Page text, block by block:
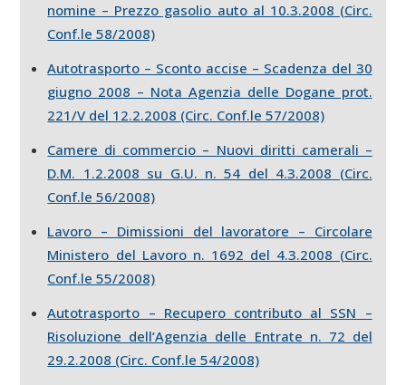
nomine – Prezzo gasolio auto al 10.3.2008 (Circ.
Conf.le 58/2008)
Autotrasporto – Sconto accise – Scadenza del 30
giugno 2008 – Nota Agenzia delle Dogane prot.
221/V del 12.2.2008 (Circ. Conf.le 57/2008)
Camere di commercio – Nuovi diritti camerali –
D.M. 1.2.2008 su G.U. n. 54 del 4.3.2008 (Circ.
Conf.le 56/2008)
Lavoro – Dimissioni del lavoratore – Circolare
Ministero del Lavoro n. 1692 del 4.3.2008 (Circ.
Conf.le 55/2008)
Autotrasporto – Recupero contributo al SSN –
Risoluzione dell’Agenzia delle Entrate n. 72 del
29.2.2008 (Circ. Conf.le 54/2008)